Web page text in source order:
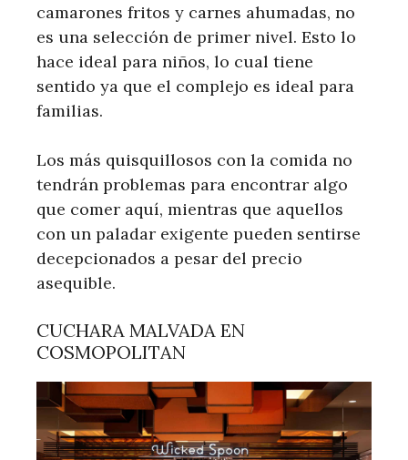
camarones fritos y carnes ahumadas, no
es una selección de primer nivel. Esto lo
hace ideal para niños, lo cual tiene
sentido ya que el complejo es ideal para
familias.
Los más quisquillosos con la comida no
tendrán problemas para encontrar algo
que comer aquí, mientras que aquellos
con un paladar exigente pueden sentirse
decepcionados a pesar del precio
asequible.
CUCHARA MALVADA EN
COSMOPOLITAN